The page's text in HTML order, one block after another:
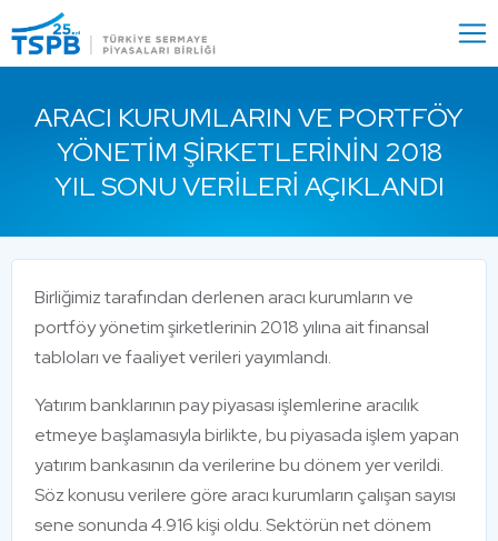
Close
ARACI KURUMLARIN VE PORTFÖY
YÖNETIM ŞIRKETLERININ 2018
YIL SONU VERILERI AÇIKLANDI
Birliğimiz tarafından derlenen aracı kurumların ve
portföy yönetim şirketlerinin 2018 yılına ait finansal
tabloları ve faaliyet verileri yayımlandı.
Yatırım banklarının pay piyasası işlemlerine aracılık
etmeye başlamasıyla birlikte, bu piyasada işlem yapan
yatırım bankasının da verilerine bu dönem yer verildi.
Söz konusu verilere göre aracı kurumların çalışan sayısı
sene sonunda 4.916 kişi oldu. Sektörün net dönem